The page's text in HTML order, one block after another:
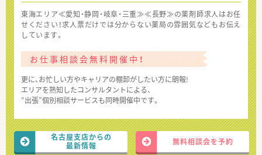
東海エリア≪愛知・静岡・岐阜・三重≫≪長野≫の薬剤師求人はお任
せください！求人票だけでは分からない薬局の雰囲気などもお伝え
しています。
お仕事相談会無料開催中！
更に、お忙しい方やキャリアの棚卸がしたい方に朗報!
エリアを熟知したコンサルタントによる、
“出張”個別相談サービスも同時開催中です。
名古屋支店からの
最新情報
無料相談会を予約